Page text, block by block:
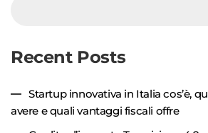
Recent Posts
Startup innovativa in Italia cos’è,
avere e quali vantaggi fiscali offre